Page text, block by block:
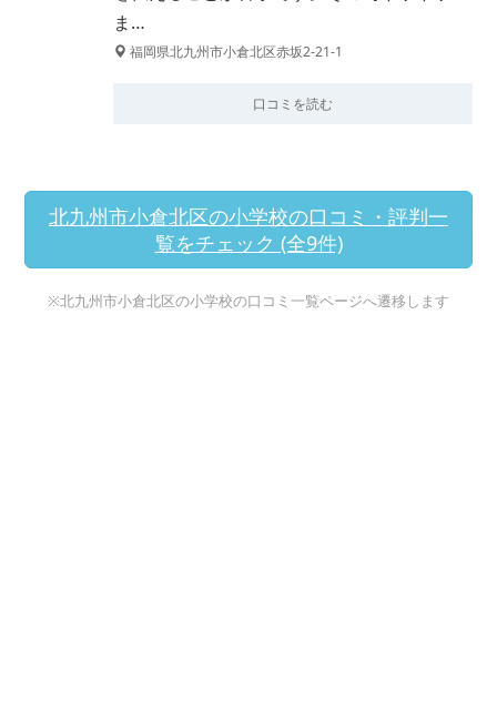
ま…
福岡県北九州市小倉北区赤坂2-21-1
口コミを読む
北九州市小倉北区の小学校の口コミ・評判一
覧をチェック (全9件)
※北九州市小倉北区の小学校の口コミ一覧ページへ遷移します